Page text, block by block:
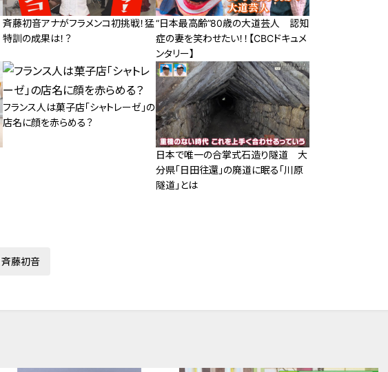
斉藤初音アナがフラメンコ初挑戦！猛
特訓の成果は！？
“日本最高齢”80歳の大道芸人 認知
症の妻を笑わせたい！！【CBCドキュメ
ンタリー】
フランス人は菓子店「シャトレーゼ」の
店名に顔を赤らめる？
日本で唯一の合掌式石造り隧道 大
分県「日田往還」の廃道に眠る「川原
隧道」とは
斉藤初音